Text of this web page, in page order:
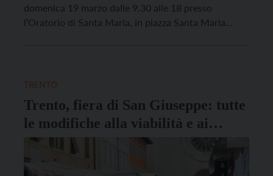
domenica 19 marzo dalle 9.30 alle 18 presso
l’Oratorio di Santa Maria, in piazza Santa Maria
Trento, fiera di San Giuseppe: tutte
le modifiche alla viabilità e ai
parcheggi